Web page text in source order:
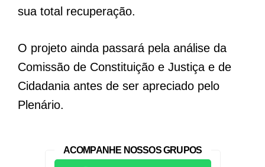
sua total recuperação.
O projeto ainda passará pela análise da
Comissão de Constituição e Justiça e de
Cidadania antes de ser apreciado pelo
Plenário.
ACOMPANHE NOSSOS GRUPOS